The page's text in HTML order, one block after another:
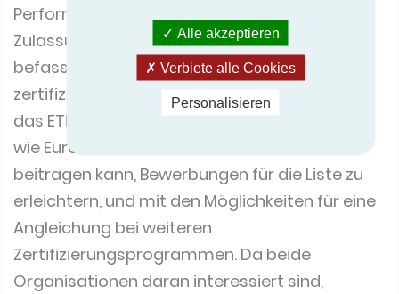
Performance-Programmen und den
Zulassungskriterien für das ETL. Das Treffen
befasste sich mit den Möglichkeiten, die
zertifizierten Herstellern für die Aufnahme in
das ETL zur Verfügung stehen, mit der Frage,
wie Eurovent Certita Certification dazu
beitragen kann, Bewerbungen für die Liste zu
erleichtern, und mit den Möglichkeiten für eine
Angleichung bei weiteren
Zertifizierungsprogrammen. Da beide
Organisationen daran interessiert sind,
Alle akzeptieren
Verbiete alle Cookies
Personalisieren